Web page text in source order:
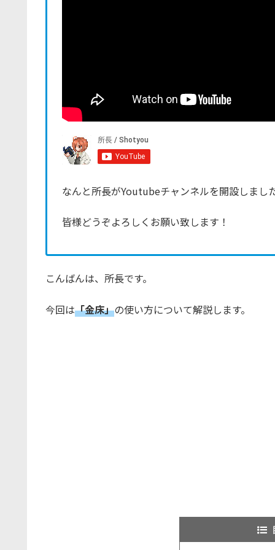
なんと所長がYoutubeチャンネルを開設しまし
皆様どうぞよろしくお願い致します！
こんばんは、所長です。
今回は「金床」の使い方について解説します。